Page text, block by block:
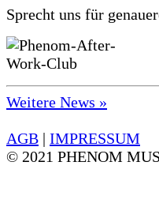
Sprecht uns für
Weitere News »
AGB | IMPRESSUM
© 2021 PHENOM